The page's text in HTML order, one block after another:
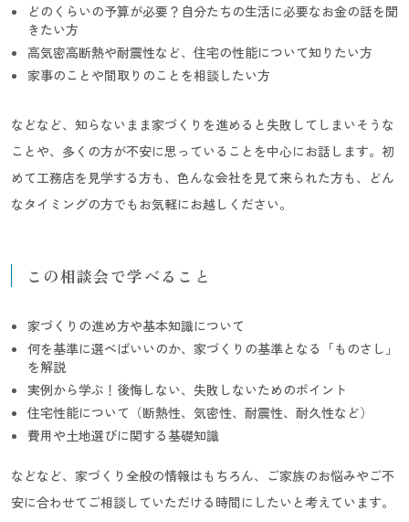
どのくらいの予算が必要？自分たちの生活に必要なお金の話を聞
きたい方
高気密高断熱や耐震性など、住宅の性能について知りたい方
家事のことや間取りのことを相談したい方
などなど、知らないまま家づくりを進めると失敗してしまいそうな
ことや、多くの方が不安に思っていることを中心にお話します。初
めて工務店を見学する方も、色んな会社を見て来られた方も、どん
なタイミングの方でもお気軽にお越しください。
この相談会で学べること
家づくりの進め方や基本知識について
何を基準に選べばいいのか、家づくりの基準となる「ものさし」
を解説
実例から学ぶ！後悔しない、失敗しないためのポイント
住宅性能について（断熱性、気密性、耐震性、耐久性など）
費用や土地選びに関する基礎知識
などなど、家づくり全般の情報はもちろん、ご家族のお悩みやご不
安に合わせてご相談していただける時間にしたいと考えています。